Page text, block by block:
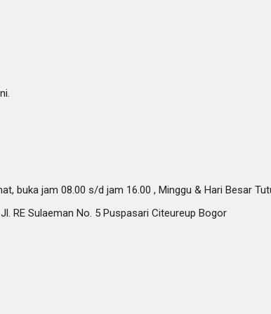
buka jam 08.00 s/d jam 16.00 , Minggu & Hari Besar
Jl. RE Sulaeman No. 5 Puspasari Citeureup Bogor